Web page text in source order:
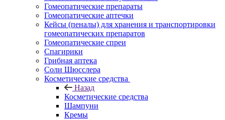
Гомеопатические препараты
Гомеопатические аптечки
Кейсы (пеналы) для хранения и транспортировки
гомеопатических препаратов
Гомеопатические спреи
Спагирики
Грибная аптека
Соли Шюсслера
Косметические средства
Назад
Косметические средства
Шампуни
Кремы